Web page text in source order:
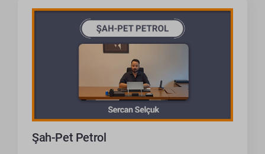
Şah-Pet Petrol